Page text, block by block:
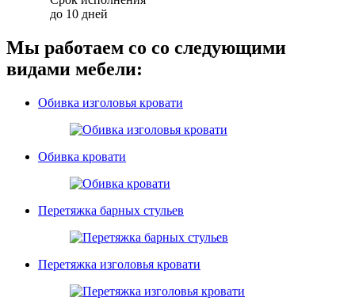
до 10 дней
Мы работаем со со следующими
видами мебели:
Обивка изголовья кровати
Обивка кровати
Перетяжка барных стульев
Перетяжка изголовья кровати